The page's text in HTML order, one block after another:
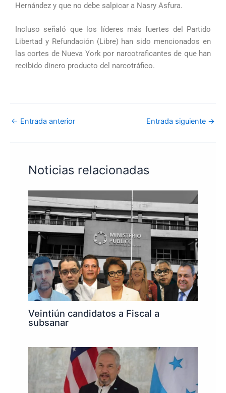
Hernández y que no debe salpicar a Nasry Asfura.
Incluso señaló que los líderes más fuertes del Partido
Libertad y Refundación (Libre) han sido mencionados en
las cortes de Nueva York por narcotraficantes de que han
recibido dinero producto del narcotráfico.
← Entrada anterior Entrada siguiente →
Noticias relacionadas
Veintiún candidatos a Fiscal a
subsanar